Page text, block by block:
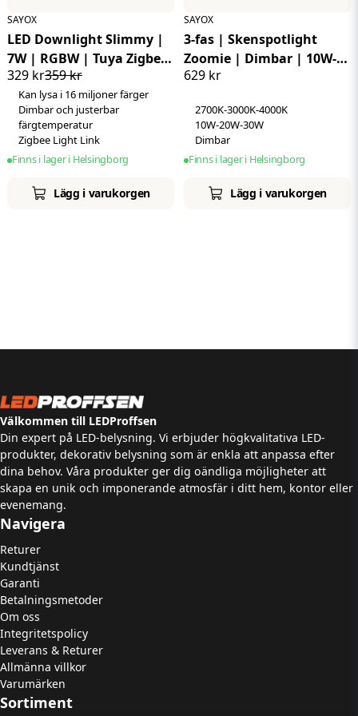
SAYOX
LED Downlight Slimmy |
7W | RGBW | Tuya Zigbee
| IP65 | Vit
359 kr
329 kr
Kan lysa i 16 miljoner färger
Dimbar och justerbar
färgtemperatur
Zigbee Light Link
Finns i lager i Helsingborg
Lägg i varukorgen
SAYOX
3-fas | Skenspotlight
Zoomie | Dimbar | 10W-
20W-30W | CCT | 15-55°
629 kr
2700K-3000K-4000K
10W-20W-30W
Dimbar
Finns i lager i Helsingborg
Lägg i varukorgen
Utformad för flexibla 3-fas skensystem
Passar till standard 3-fas (4 ledare) skenor, samt Global
skenor och IKEA Skeninge
Sayox - 5 års garanti
Som både tillverkare och leverantör av Downlights kan vi
erbjuda konkurrenskraftiga priser, bra garantivillkor och
hög kvalitet på våra produkter. Vi står för kvalitet och
trygghet – med 5 års garanti på våra produkter ersätts
eventuella defekter kostnadsfritt under garantitiden.
Välkommen till LEDProffsen
Din expert på LED-belysning. Vi erbjuder högkvalitativa LED-
produkter, dekorativ belysning som är enkla att anpassa efter
dina behov. Våra produkter ger dig oändliga möjligheter att
skapa en unik och imponerande atmosfär i ditt hem, kontor eller
evenemang.
Navigera
Returer
Kundtjänst
Garanti
Betalningsmetoder
Om oss
Integritetspolicy
Leverans & Returer
Allmänna villkor
Varumärken
Sortiment